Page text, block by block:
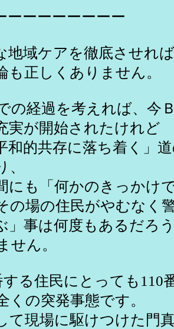
ーーーーーーーー
地域ケアを徹底させれ
も正しくありません。
経過を考えれば、今
実が開始されたけれど
的共存に落ち着く」道
、
「何かのきっかけで
の場の住民がやむなく
事は何度もあるだろ
せん。
る住民にとっても110
くの突発事態です。
場に駆けつけた門真